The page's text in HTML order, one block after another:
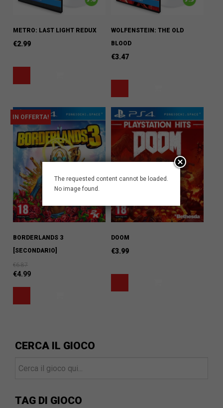
METRO: LAST LIGHT REDUX
€2.99
WOLFENSTEIN: THE OLD
BLOOD
€3.47
IN OFFERTA!
BORDERLANDS 3
[SECONDARIO]
€6.87
€4.99
DOOM
€3.99
CERCA IL GIOCO
TAG DI GIOCO
The requested content cannot be loaded.
No image found.